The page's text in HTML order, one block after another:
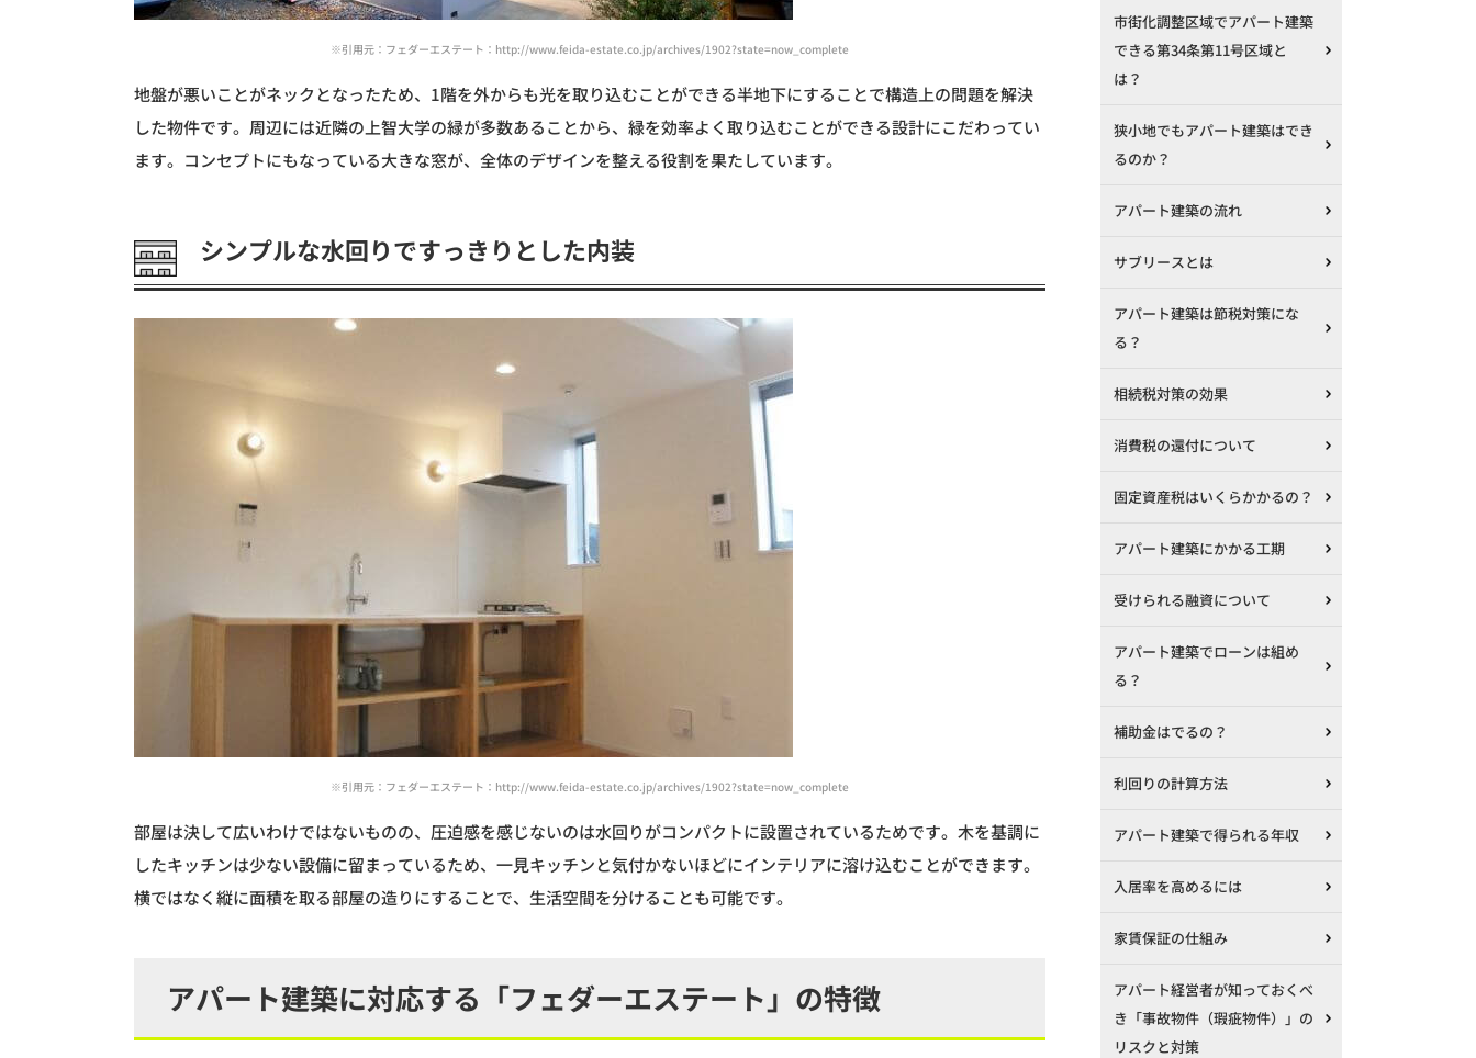
※引用元：フェダーエステート：http://www.feida-estate.co.jp/archives/1902?state=now_complete
地盤が悪いことがネックとなったため、1階を外からも光を取り込むことができる半地下にすることで構造上の問題を解決
した物件です。周辺には近隣の上智大学の緑が多数あることから、緑を効率よく取り込むことができる設計にこだわってい
ます。コンセプトにもなっている大きな窓が、全体のデザインを整える役割を果たしています。
シンプルな水回りですっきりとした内装
※引用元：フェダーエステート：http://www.feida-estate.co.jp/archives/1902?state=now_complete
部屋は決して広いわけではないものの、圧迫感を感じないのは水回りがコンパクトに設置されているためです。木を基調に
したキッチンは少ない設備に留まっているため、一見キッチンと気付かないほどにインテリアに溶け込むことができます。
横ではなく縦に面積を取る部屋の造りにすることで、生活空間を分けることも可能です。
アパート建築に対応する「フェダーエステート」の特徴
市街化調整区域でアパート建築
できる第34条第11号区域と
は？
狭小地でもアパート建築はでき
るのか？
アパート建築の流れ
サブリースとは
アパート建築は節税対策にな
る？
相続税対策の効果
消費税の還付について
固定資産税はいくらかかるの？
アパート建築にかかる工期
受けられる融資について
アパート建築でローンは組め
る？
補助金はでるの？
利回りの計算方法
アパート建築で得られる年収
入居率を高めるには
家賃保証の仕組み
アパート経営者が知っておくべ
き「事故物件（瑕疵物件）」の
リスクと対策